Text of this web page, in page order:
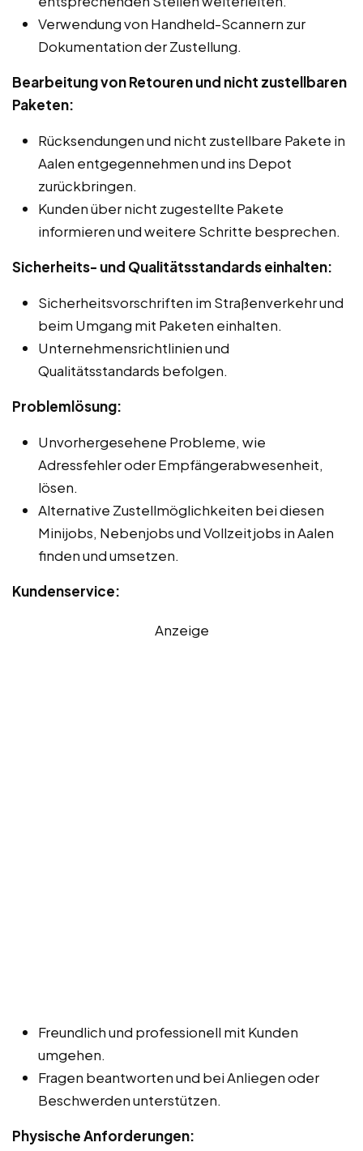
Verwendung von Handheld-Scannern zur
Dokumentation der Zustellung.
Bearbeitung von Retouren und nicht zustellbaren
Paketen:
Rücksendungen und nicht zustellbare Pakete in
Aalen entgegennehmen und ins Depot
zurückbringen.
Kunden über nicht zugestellte Pakete
informieren und weitere Schritte besprechen.
Sicherheits- und Qualitätsstandards einhalten:
Sicherheitsvorschriften im Straßenverkehr und
beim Umgang mit Paketen einhalten.
Unternehmensrichtlinien und
Qualitätsstandards befolgen.
Problemlösung:
Unvorhergesehene Probleme, wie
Adressfehler oder Empfängerabwesenheit,
lösen.
Alternative Zustellmöglichkeiten bei diesen
Minijobs, Nebenjobs und Vollzeitjobs in Aalen
finden und umsetzen.
Kundenservice:
Anzeige
Freundlich und professionell mit Kunden
umgehen.
Fragen beantworten und bei Anliegen oder
Beschwerden unterstützen.
Physische Anforderungen: